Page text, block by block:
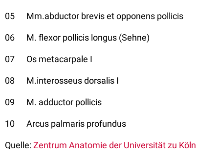
05 Mm.abductor brevis et opponens pollicis
06 M. flexor pollicis longus (Sehne)
07 Os metacarpale I
08 M.interosseus dorsalis I
09 M. adductor pollicis
10 Arcus palmaris profundus
Quelle:Zentrum Anatomie der Universität zu Köln